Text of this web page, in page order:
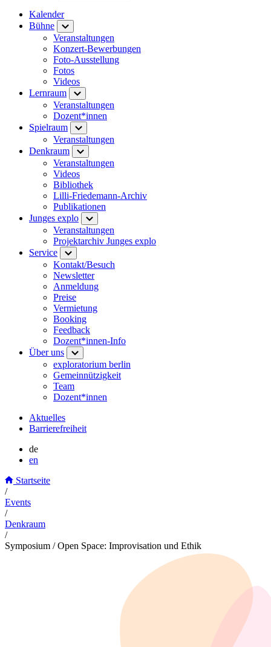
Kalender
Bühne
Veranstaltungen
Konzert-Bewerbungen
Foto-Ausstellung
Fotos
Videos
Lernraum
Veranstaltungen
Dozent*innen
Spielraum
Veranstaltungen
Denkraum
Veranstaltungen
Videos
Bibliothek
Lilli-Friedemann-Archiv
Publikationen
Junges explo
Veranstaltungen
Projektarchiv Junges explo
Service
Kontakt/Besuch
Newsletter
Anmeldung
Preise
Vermietung
Booking
Feedback
Dozent*innen-Info
Über uns
exploratorium berlin
Gemeinnützigkeit
Team
Dozent*innen
Aktuelles
Barrierefreiheit
de
en
Startseite
/
Events
/
Denkraum
/
Symposium / Open Space: Improvisation und Ethik